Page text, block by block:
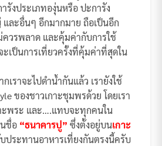
งประเภทองุ่นหรือ ปะการัง
ละอื่นๆ อีกมากมาย ถือเป็นอีก
ควรพลาด และคุ้มค่ากับการใช้
ะเป็นการเที่ยวครั้งที่คุ้มค่าที่สุดใน
เราจะไปดำน้ำกันแล้ว เรายังใช้
ของชาวเกาะชุมพรด้วย โดยเรา
าะพระ และ….แทบจะทุกคนใน
ชื่อ “ธนาคารปู” ซึ่งตั้งอยู่บนเกาะ
ประทานอาหารเที่ยงกันตรงนี้ครับ